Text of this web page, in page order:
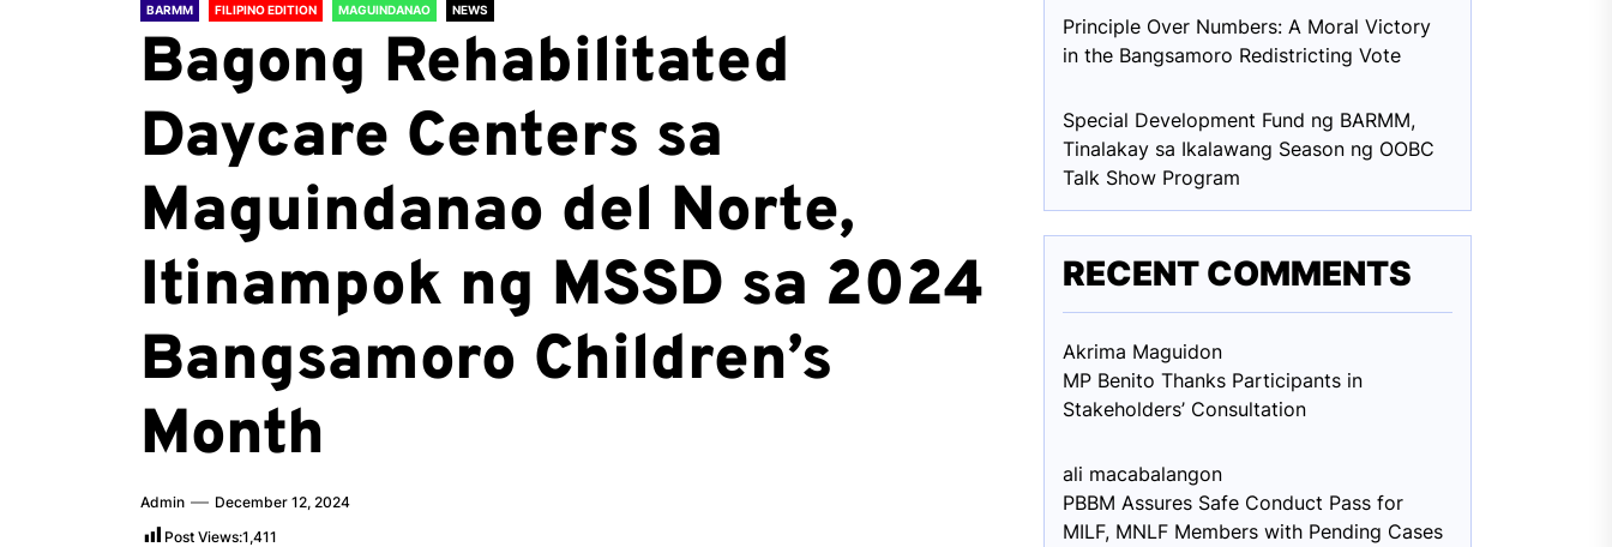
BARMM FILIPINO EDITION MAGUINDANAO NEWS
Bagong Rehabilitated
Daycare Centers sa
Maguindanao del Norte,
Itinampok ng MSSD sa 2024
Bangsamoro Children’s
Month
Admin
December 12, 2024
Post Views:1,411
Principle Over Numbers: A Moral Victory
in the Bangsamoro Redistricting Vote
Special Development Fund ng BARMM,
Tinalakay sa Ikalawang Season ng OOBC
Talk Show Program
RECENT COMMENTS
Akrima Maguidon
MP Benito Thanks Participants in
Stakeholders’ Consultation
ali macabalangon
PBBM Assures Safe Conduct Pass for
MILF, MNLF Members with Pending Cases